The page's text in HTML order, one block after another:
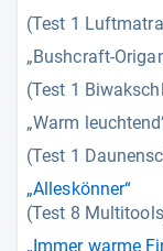
(Test 1
„Bushcraft-
(Test 1
„Warm
(Test 1
„Alleskönner“
(Test 8
„Immer warme